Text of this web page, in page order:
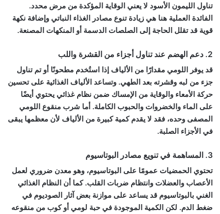
تناول الليمون الأسود لا يعني الوقاية المؤكدة من مرض محدد.
الفائدة العملية هنا هي زيادة تنوع مصادر الغذاء النباتي وإضافة نكهة
قوية قد تقلل الحاجة إلى الصلصات الدسمة أو المنكهات المصنعة.
2. دعم الهضم عند تناول أجزاء من القشرة واللب
قد يوفر اللومي مقدارًا من الألياف إذا استُخدم مطحونًا أو تم تناول
جزء من لبه وقشرته بعد الطهي. وتساعد الألياف الغذائية على تحسين
حركة الأمعاء والوقاية من الإمساك ضمن نظام غذائي يحتوي أيضًا
على الماء والخضروات والحبوب الكاملة. أما شرب منقوع اللومي
المصفى وحده، فقد لا يقدم كمية كبيرة من الألياف لأن معظمها يبقى
في الأجزاء الصلبة.
3. المساهمة في تنويع مصادر البوتاسيوم
تحتوي الحمضيات عمومًا على البوتاسيوم، وهو معدن ضروري لعمل
الأعصاب والعضلات وانتظام ضربات القلب. كما أن النظام الغذائي
الغني بالبوتاسيوم قد يساعد على موازنة بعض آثار الصوديوم في
ضغط الدم. لكن الكمية الموجودة في حبة لومي أو كوب من منقوعه